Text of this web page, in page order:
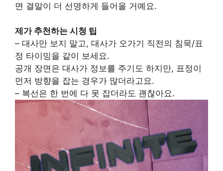
면 결말이 더 선명하게 들어올 거예요.
제가 추천하는 시청 팁
– 대사만 보지 말고, 대사가 오가기 직전의 침묵/표
정 타이밍을 같이 보세요.
공개 장면은 대사가 정보를 주기도 하지만, 표정이
먼저 방향을 잡는 경우가 많더라고요.
– 복선은 한 번에 다 못 잡더라도 괜찮아요.